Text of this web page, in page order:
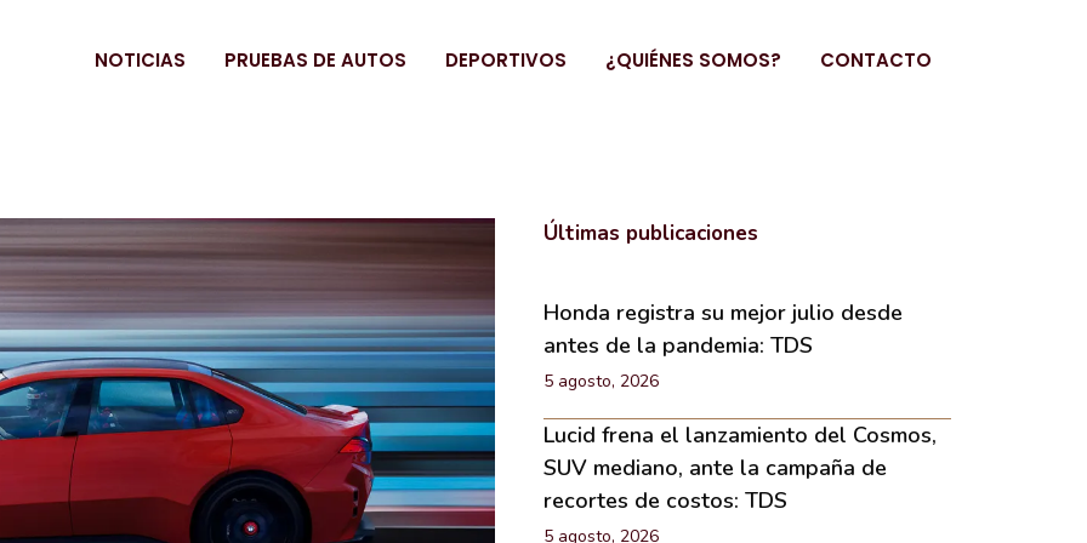
NOTICIAS PRUEBAS DE AUTOS DEPORTIVOS ¿QUIÉNES SOMOS? CONTACTO
Últimas publicaciones
Honda registra su mejor julio desde
antes de la pandemia: TDS
5 agosto, 2026
Lucid frena el lanzamiento del Cosmos,
SUV mediano, ante la campaña de
recortes de costos: TDS
5 agosto, 2026